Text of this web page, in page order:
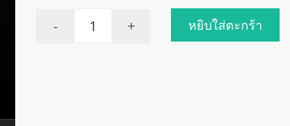
- + หยิบใส่ตะกร้า